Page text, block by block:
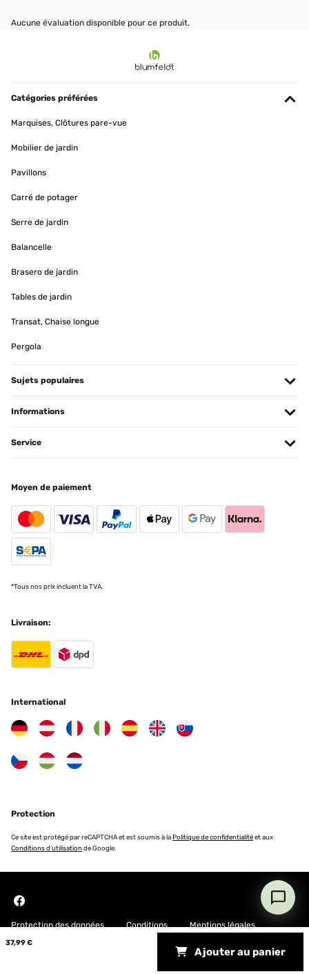
37,99 €
Ajouter au panier
Aucune évaluation disponible pour ce produit.
Catégories préférées
Marquises, Clôtures pare-vue
Mobilier de jardin
Pavillons
Carré de potager
Serre de jardin
Balancelle
Brasero de jardin
Tables de jardin
Transat, Chaise longue
Pergola
Sujets populaires
Informations
Service
Moyen de paiement
*Tous nos prix incluent la TVA.
Livraison:
International
Protection
Ce site est protégé par reCAPTCHA et est soumis à laPolitique de confidentialitéet aux
Conditions d'utilisationde Google.
Protection des données Conditions Mentions légales
Copyright © 2026 Blumfeldt. All rights reserved